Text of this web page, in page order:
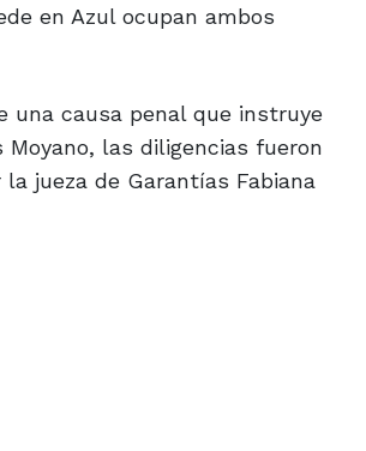
en Azul ocupan ambos
una causa penal que instruye
las diligencias fueron
jueza de Garantías Fabiana